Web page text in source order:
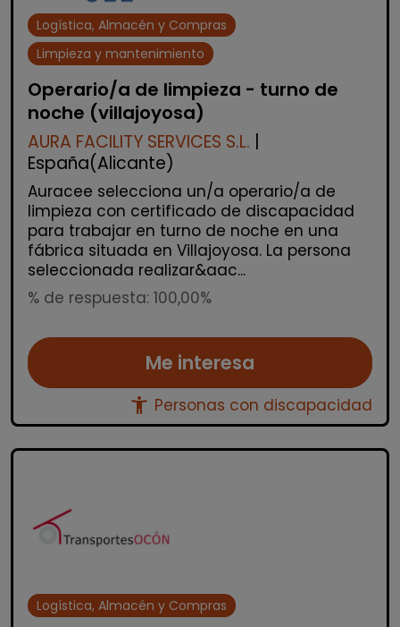
Logística, Almacén y Compras
Limpieza y mantenimiento
Operario/a de limpieza - turno de
noche (villajoyosa)
AURA FACILITY SERVICES S.L.
España(Alicante)
Auracee selecciona un/a operario/a de
limpieza con certificado de discapacidad
para trabajar en turno de noche en una
fábrica situada en Villajoyosa. La persona
seleccionada realizar&aac...
% de respuesta: 100,00%
Me interesa
accessibility_new Personas con discapacidad
Logística, Almacén y Compras